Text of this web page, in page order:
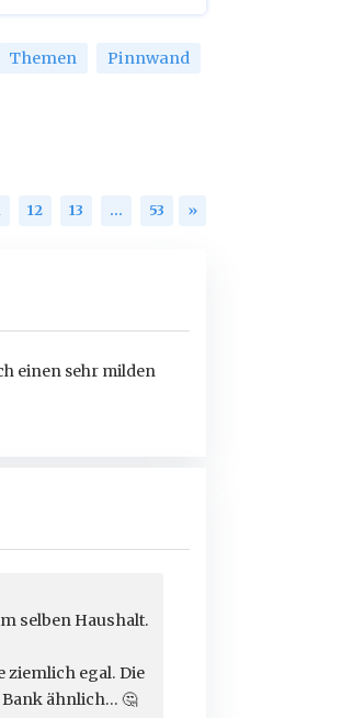
Themen Pinnwand
12 13 … 53 »
einen sehr milden
selben Haushalt.
ziemlich egal. Die
ähnlich... 🤔